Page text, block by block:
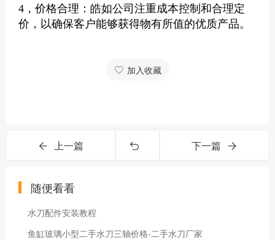
4，价格合理：皓如公司注重成本控制和合理定
价，以确保客户能够获得物有所值的优质产品。
加入收藏
上一篇 下一篇
随便看看
水刀配件安装教程
鱼缸玻璃小型二手水刀三轴价格-二手水刀厂家